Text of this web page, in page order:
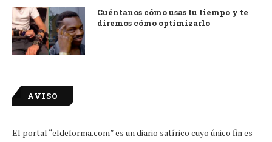
Cuéntanos cómo usas tu tiempo y te
diremos cómo optimizarlo
AVISO
El portal “eldeforma.com” es un diario satírico cuyo único fin es